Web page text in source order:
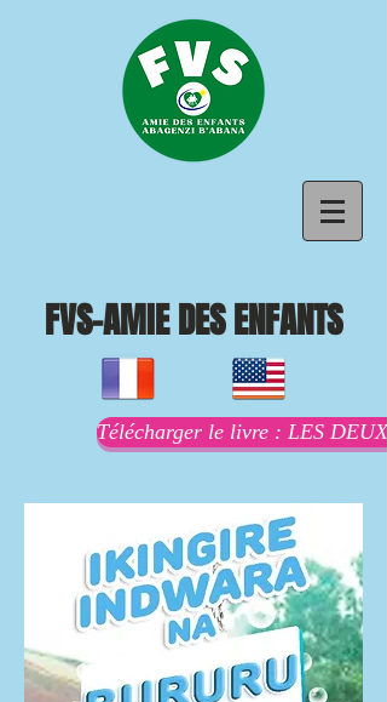
FVS-AMIE DES ENFANTS
Télécharger le livre : LES